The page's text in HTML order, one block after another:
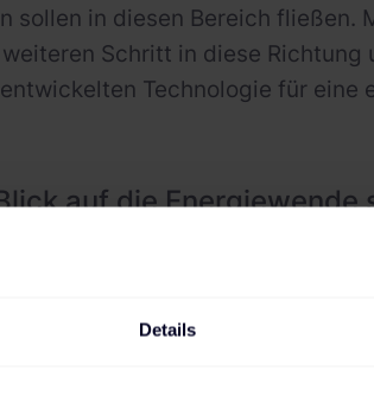
Details
sollen in diesen Bereich
Schritt in diese
Technologie für eine
auf die Energiewende
als kluge
– zu verbinden. Diese